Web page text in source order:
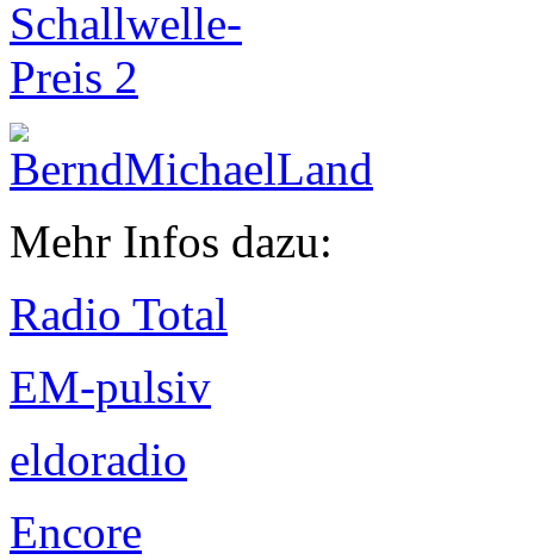
Mehr Infos dazu:
Radio Total
EM-pulsiv
eldoradio
Encore